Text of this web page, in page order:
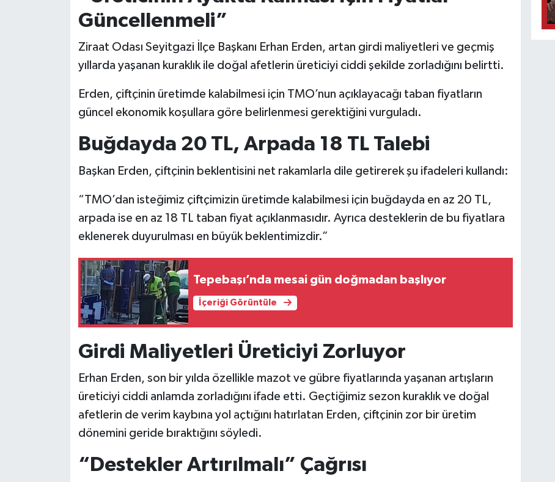
Güncellenmeli”
Ziraat Odası Seyitgazi İlçe Başkanı Erhan Erden, artan girdi maliyetleri ve geçmiş
yıllarda yaşanan kuraklık ile doğal afetlerin üreticiyi ciddi şekilde zorladığını belirtti.
Erden, çiftçinin üretimde kalabilmesi için TMO’nun açıklayacağı taban fiyatların
güncel ekonomik koşullara göre belirlenmesi gerektiğini vurguladı.
Buğdayda 20 TL, Arpada 18 TL Talebi
Başkan Erden, çiftçinin beklentisini net rakamlarla dile getirerek şu ifadeleri kullandı:
“TMO’dan isteğimiz çiftçimizin üretimde kalabilmesi için buğdayda en az 20 TL,
arpada ise en az 18 TL taban fiyat açıklanmasıdır. Ayrıca desteklerin de bu fiyatlara
eklenerek duyurulması en büyük beklentimizdir.”
Tepebaşı’nda mesai gün doğmadan başlıyor
İçeriği Görüntüle
Girdi Maliyetleri Üreticiyi Zorluyor
Erhan Erden, son bir yılda özellikle mazot ve gübre fiyatlarında yaşanan artışların
üreticiyi ciddi anlamda zorladığını ifade etti. Geçtiğimiz sezon kuraklık ve doğal
afetlerin de verim kaybına yol açtığını hatırlatan Erden, çiftçinin zor bir üretim
dönemini geride bıraktığını söyledi.
“Destekler Artırılmalı” Çağrısı